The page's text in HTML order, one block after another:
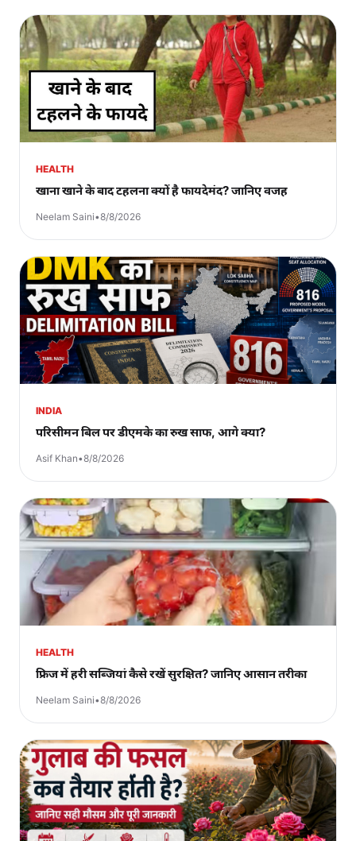
HEALTH
खाना खाने के बाद टहलना क्यों है फायदेमंद? जानिए वजह
Neelam Saini•8/8/2026
INDIA
परिसीमन बिल पर डीएमके का रुख साफ, आगे क्या?
Asif Khan•8/8/2026
HEALTH
फ्रिज में हरी सब्जियां कैसे रखें सुरक्षित? जानिए आसान तरीका
Neelam Saini•8/8/2026